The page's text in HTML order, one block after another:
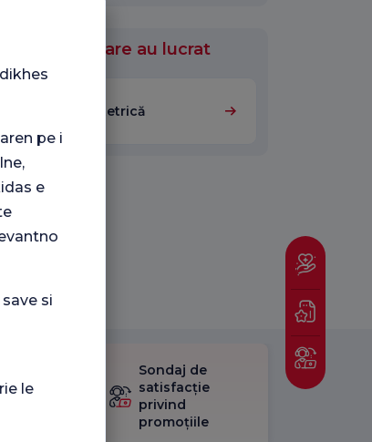
în care au lucrat
și Obstetrică
Sondaj de
satisfacție
privind
promoțiile
pe i
e
si
le